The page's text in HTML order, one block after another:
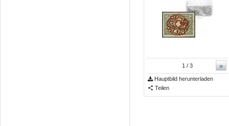
»
1/ 3
Hauptbild herunterladen
Teilen